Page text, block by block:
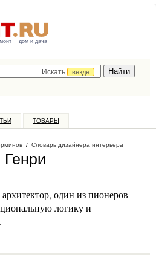
дом и дача
Искать
везде
ТОВАРЫ
/ Словарь дизайнера интерьера
один из пионеров
логику и